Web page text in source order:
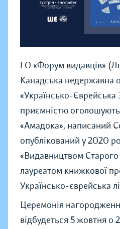
ГО «Форум видавців»
Канадська недержавна
«Українсько-Єврейська
приємністю
«Амадока», написаний
опублікований у 2020
«Видавництвом Старого
лауреатом книжкової
Українсько-єврейська
Церемонія
відбудеться 5 жовтня о